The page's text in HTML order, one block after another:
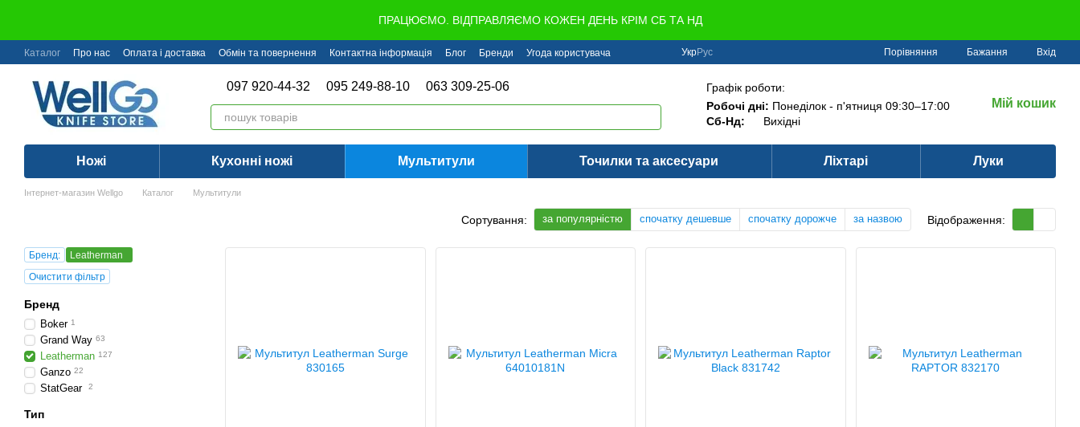
ПРАЦЮЄМО. ВІДПРАВЛЯЄМО КОЖЕН ДЕНЬ КРІМ СБ ТА НД
Каталог Про нас Оплата і доставка Обмін та повернення Контактна інформація Блог Бренди Угода користувача УкрРус Порівняння Бажання Вхід
097 920-44-32 095 249-88-10 063 309-25-06
Графік роботи:
Робочі дні: Понеділок - п'ятниця 09:30–17:00
Сб-Нд:
Вихідні
Мій кошик
Ножі Кухонні ножі Мультитули Точилки та аксесуари Ліхтарі Луки
Інтернет-магазин Wellgo Каталог Мультитули
Сортування: за популярністю спочатку дешевше спочатку дорожче за назвою Відображення:
Бренд:
Leatherman
Очистити фільтр
Бренд
Boker 1
Grand Way 63
Leatherman 127
Ganzo 22
StatGear 2
Тип